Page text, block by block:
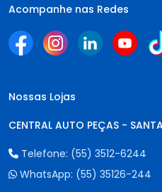
Acompanhe nas Redes
Nossas Lojas
CENTRAL AUTO PEÇAS -
Telefone: (55) 3512-6244
WhatsApp: (55) 35126-244